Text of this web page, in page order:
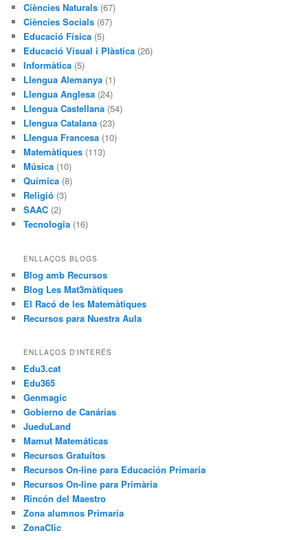
Ciències Naturals (67)
Ciències Socials (67)
Educació Física (5)
Educació Visual i Plàstica (26)
Informàtica (5)
Llengua Alemanya (1)
Llengua Anglesa (24)
Llengua Castellana (54)
Llengua Catalana (23)
Llengua Francesa (10)
Matemàtiques (113)
Música (10)
Química (8)
Religió (3)
SAAC (2)
Tecnologia (16)
ENLLAÇOS BLOGS
Blog amb Recursos
Blog Les Mat3màtiques
El Racó de les Matemàtiques
Recursos para Nuestra Aula
ENLLAÇOS D'INTERÉS
Edu3.cat
Edu365
Genmagic
Gobierno de Canárias
JueduLand
Mamut Matemáticas
Recursos Gratuitos
Recursos On-line para Educación Primaria
Recursos On-line para Primària
Rincón del Maestro
Zona alumnos Primaria
ZonaClic